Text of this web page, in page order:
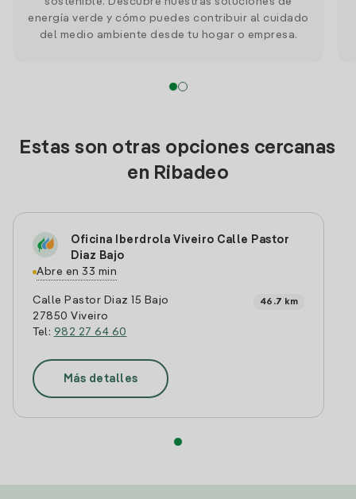
energía verde y cómo puedes contribuir al cuidado
del medio ambiente desde tu hogar o empresa.
Estas son otras opciones cercanas
en Ribadeo
Oficina Iberdrola Viveiro Calle Pastor
Diaz Bajo
Abre en 33 min
Calle Pastor Diaz 15 Bajo
27850 Viveiro
Tel: 982 27 64 60
46.7 km
Más detalles